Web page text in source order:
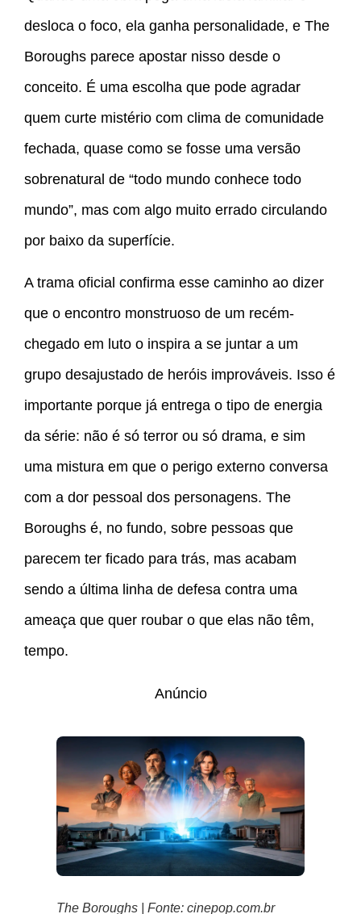
desloca o foco, ela ganha personalidade, e The
Boroughs parece apostar nisso desde o
conceito. É uma escolha que pode agradar
quem curte mistério com clima de comunidade
fechada, quase como se fosse uma versão
sobrenatural de “todo mundo conhece todo
mundo”, mas com algo muito errado circulando
por baixo da superfície.
A trama oficial confirma esse caminho ao dizer
que o encontro monstruoso de um recém-
chegado em luto o inspira a se juntar a um
grupo desajustado de heróis improváveis. Isso é
importante porque já entrega o tipo de energia
da série: não é só terror ou só drama, e sim
uma mistura em que o perigo externo conversa
com a dor pessoal dos personagens. The
Boroughs é, no fundo, sobre pessoas que
parecem ter ficado para trás, mas acabam
sendo a última linha de defesa contra uma
ameaça que quer roubar o que elas não têm,
tempo.
Anúncio
The Boroughs | Fonte: cinepop.com.br